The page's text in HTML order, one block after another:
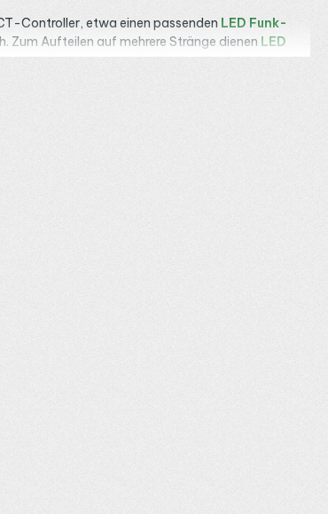
Controller, etwa einen passenden LED Funk-
Zum Aufteilen auf mehrere Stränge dienen LED
Innenräumen vorbehalten. Ein
Ihres Streifens per